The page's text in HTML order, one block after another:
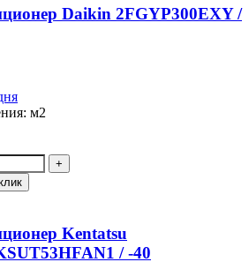
Daikin 2FGYP300EXY /
м2
Kentatsu
/ -40